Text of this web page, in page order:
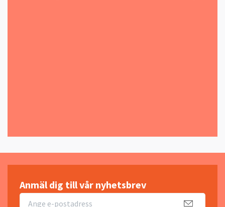
Anmäl dig till vår nyhetsbrev